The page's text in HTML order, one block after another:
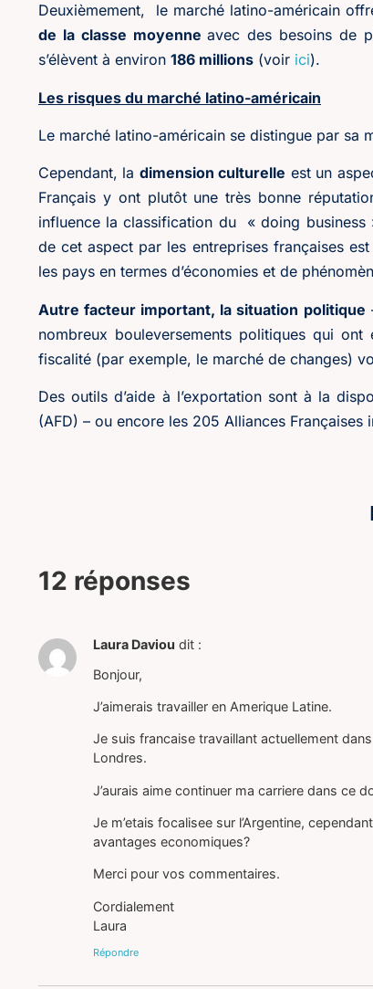
Deuxièmement, le marché latino-américain
de la classe moyenneavec des besoins de
s’élèvent à environ 186 millions (voir ici).
Les risques du marché latino-américain
Le marché latino-américain se distingue par sa
Cependant, la dimension culturelle est un
Français y ont plutôt une très bonne
influence la classification du « doing
de cet aspect par les entreprises françaises
les pays en termes d’économies et de
Autre facteur important, la situation politique
nombreux bouleversements politiques qui
fiscalité (par exemple, le marché de changes)
Des outils d’aide à l’exportation sont à la
(AFD) – ou encore les 205 Alliances Françaises
12 réponses
Laura Daviou dit :
Bonjour,
J’aimerais travailler en Amerique Latine.
Je suis francaise travaillant actuellement
Londres.
J’aurais aime continuer ma carriere dans ce
Je m’etais focalisee sur l’Argentine,
avantages economiques?
Merci pour vos commentaires.
Cordialement
Laura
Répondre